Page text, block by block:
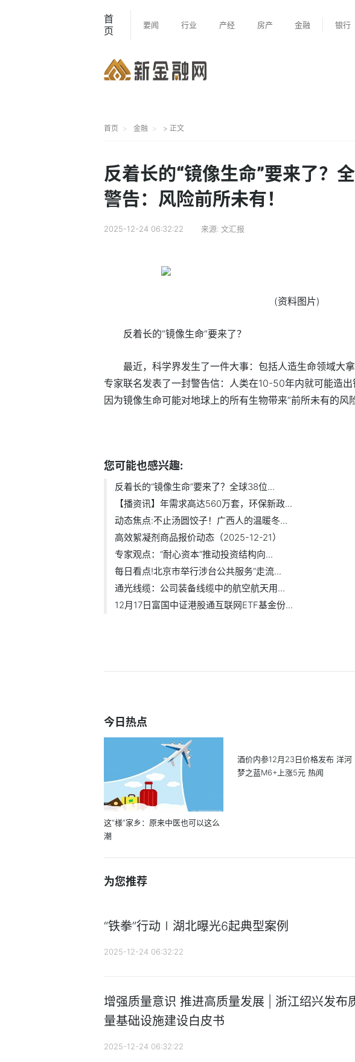
首
页
要闻 行业 产经 房产 金融 银行
首页 金融 > 正文
反着长的“镜像生命”要来了？
警告：风险前所未有！
2025-12-24 06:32:22 来源: 文汇报
(资料图片)
反着长的“镜像生命”要来了？
最近，科学界发生了一件大事：包括人造生命领域大
专家联名发表了一封警告信：人类在10-50年内就可能造出
因为镜像生命可能对地球上的所有生物带来“前所未有的风险
您可能也感兴趣:
反着长的“镜像生命”要来了？全球38位...
【播资讯】年需求高达560万套，环保新政...
动态焦点:不止汤圆饺子！广西人的温暖冬...
高效絮凝剂商品报价动态（2025-12-21）
专家观点：“耐心资本”推动投资结构向...
每日看点!北京市举行涉台公共服务“走流...
通光线缆：公司装备线缆中的航空航天用...
12月17日富国中证港股通互联网ETF基金份...
今日热点
这“様”家乡：原来中医也可以这么
潮
酒价内参12月23日价格发布 洋河
梦之蓝M6+上涨5元 热闻
为您推荐
“铁拳”行动∣湖北曝光6起典型案例
2025-12-24 06:32:22
增强质量意识 推进高质量发展 | 浙江绍兴发布
量基础设施建设白皮书
2025-12-24 06:32:22